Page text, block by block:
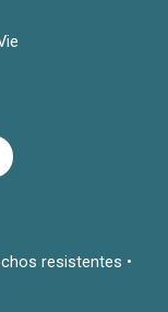
resistentes •